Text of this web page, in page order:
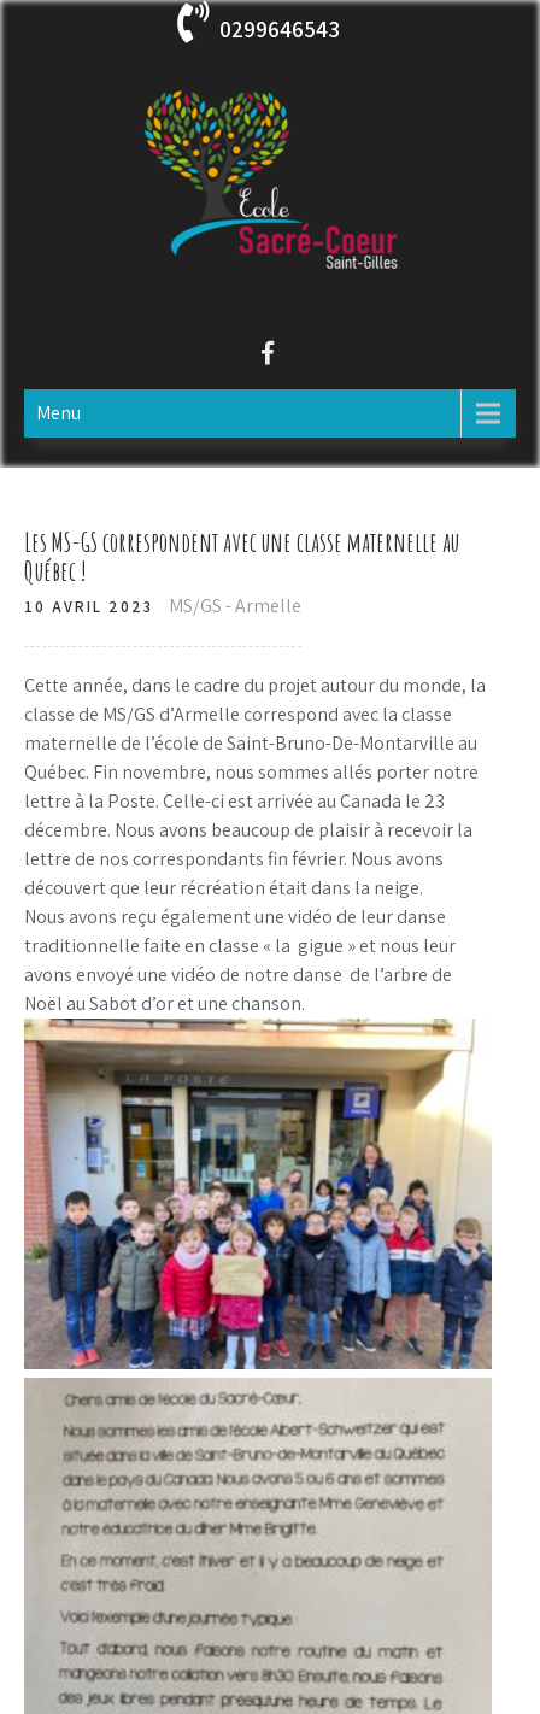
Skip
0299646543
ECOLE SACRE COEUR
Menu
Les MS-GS correspondent avec une classe maternelle au
Québec !
10 AVRIL 2023 MS/GS - Armelle
Cette année, dans le cadre du projet autour du monde, la
classe de MS/GS d’Armelle correspond avec la classe
maternelle de l’école de Saint-Bruno-De-Montarville au
Québec. Fin novembre, nous sommes allés porter notre
lettre à la Poste. Celle-ci est arrivée au Canada le 23
décembre. Nous avons beaucoup de plaisir à recevoir la
lettre de nos correspondants fin février. Nous avons
découvert que leur récréation était dans la neige.
Nous avons reçu également une vidéo de leur danse
traditionnelle faite en classe « la gigue » et nous leur
avons envoyé une vidéo de notre danse de l’arbre de
Noël au Sabot d’or et une chanson.